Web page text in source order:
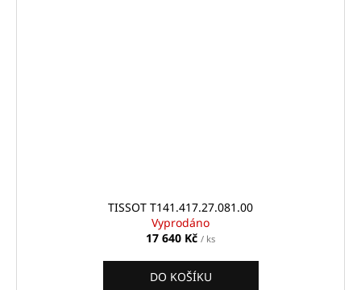
TISSOT T141.417.27.081.00
Vyprodáno
17 640 Kč / ks
DO KOŠÍKU